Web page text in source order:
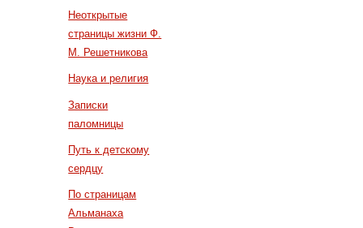
Неоткрытые
страницы жизни Ф.
М. Решетникова
Наука и религия
Записки
паломницы
Путь к детскому
сердцу
По страницам
Альманаха